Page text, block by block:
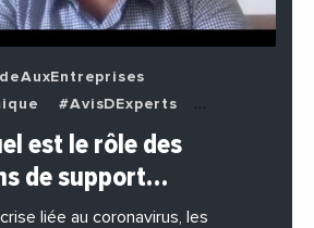
#AvisDExperts
#Economie
#Institutions
est le rôle des
de support…
liée au coronavirus, les